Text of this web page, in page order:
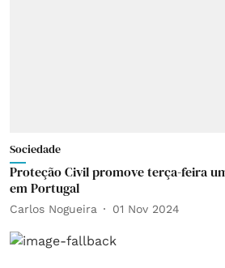
Sociedade
Proteção Civil promove terça-feira
em Portugal
Carlos Nogueira 01 Nov 2024